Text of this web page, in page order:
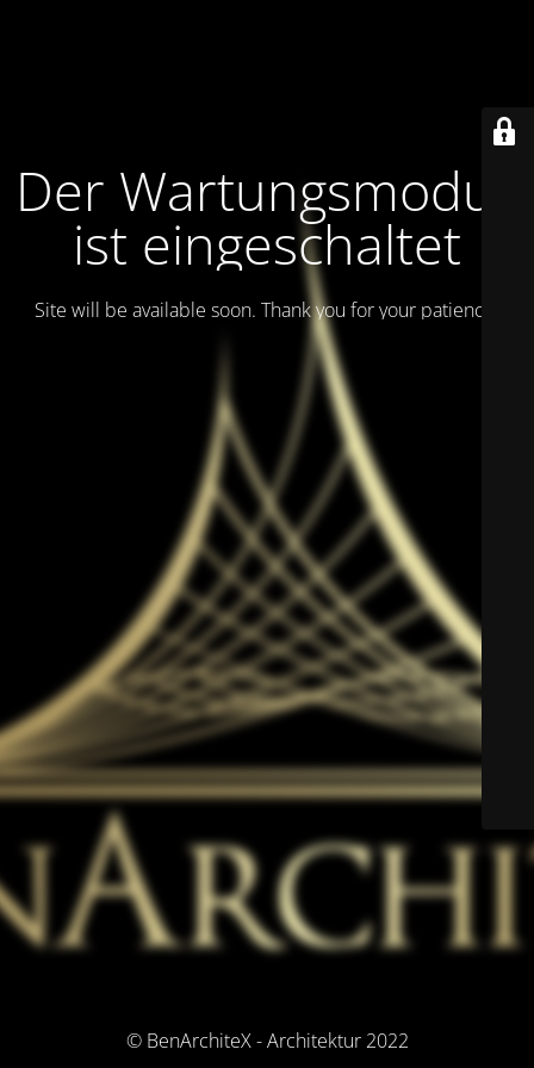
Der Wartungsmodus
ist eingeschaltet
Site will be available soon. Thank you for your patience!
© BenArchiteX - Architektur 2022